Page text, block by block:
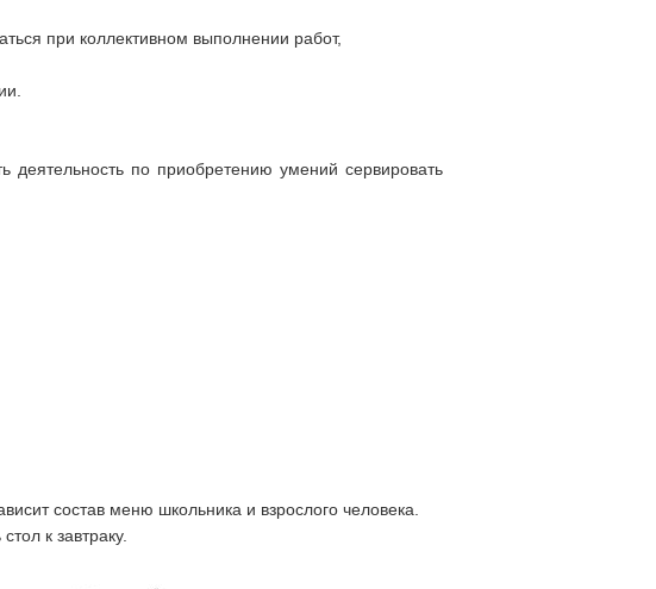
при коллективном выполнении работ,
по приобретению умений сервировать
состав меню школьника и взрослого человека.
к завтраку.